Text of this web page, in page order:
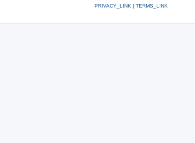
PRIVACY_LINK | TERMS_LINK